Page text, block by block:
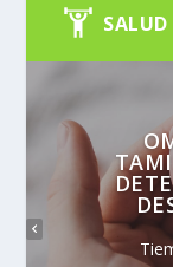
SALUD